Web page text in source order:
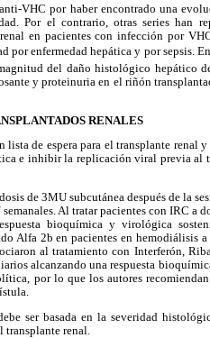
VHC por haber encontrado una
Por el contrario, otras series han
en pacientes con infección por
enfermedad hepática y por sepsis.
del daño histológico hepático
y proteinuria en el riñón
RENALES
lista de espera para el transplante renal
e inhibir la replicación viral previa al
de 3MU subcutánea después de la
Al tratar pacientes con IRC a
bioquímica y virológica
Alfa 2b en pacientes en hemodiálisis
al tratamiento con Interferón,
alcanzando una respuesta
por lo que los autores
ser basada en la severidad
renal.